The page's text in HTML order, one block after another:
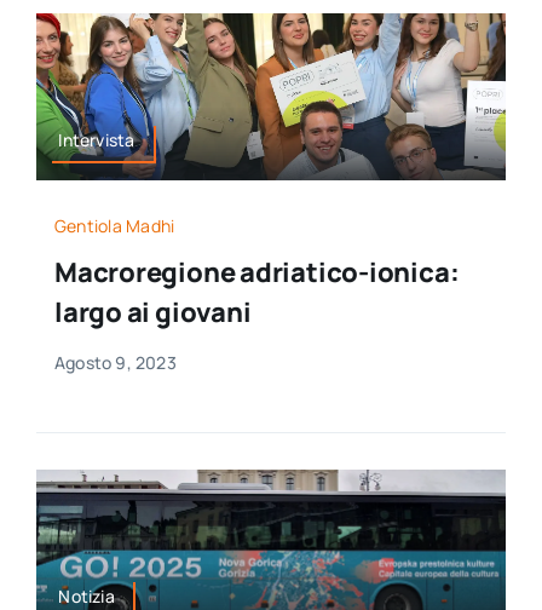
Intervista
Gentiola Madhi
Macroregione adriatico-ionica:
largo ai giovani
Agosto 9, 2023
Notizia